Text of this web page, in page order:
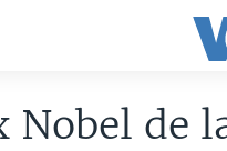
Nobel de